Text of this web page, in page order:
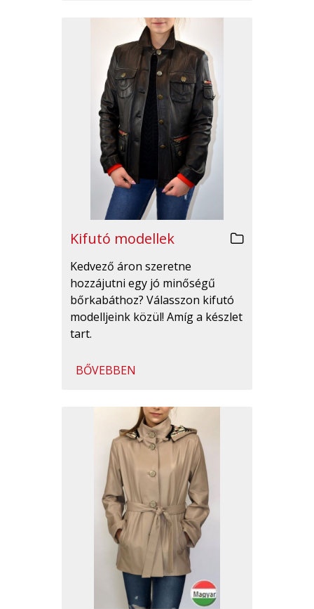
Kifutó modellek
Kedvező áron szeretne
hozzájutni egy jó minőségű
bőrkabáthoz? Válasszon kifutó
modelljeink közül! Amíg a készlet
tart.
BŐVEBBEN